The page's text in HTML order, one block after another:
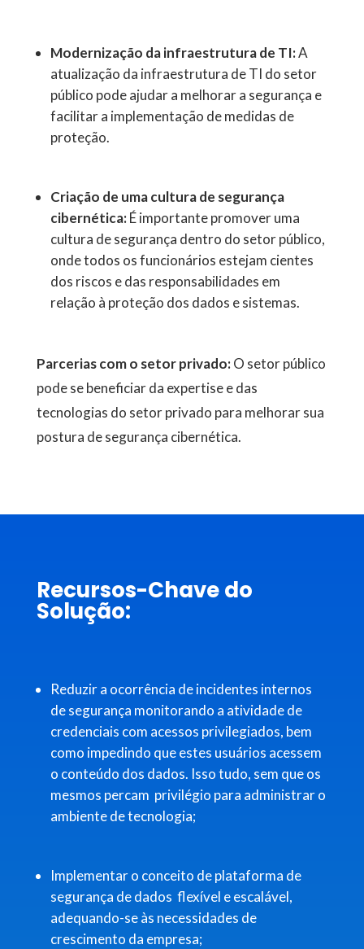
Modernização da infraestrutura de TI:A
atualização da infraestrutura de TI do setor
público pode ajudar a melhorar a segurança e
facilitar a implementação de medidas de
proteção.
Criação de uma cultura de segurança
cibernética:É importante promover uma
cultura de segurança dentro do setor público,
onde todos os funcionários estejam cientes
dos riscos e das responsabilidades em
relação à proteção dos dados e sistemas.
Parcerias com o setor privado:O setor público
pode se beneficiar da expertise e das
tecnologias do setor privado para melhorar sua
postura de segurança cibernética.
Recursos-Chave do
Solução:
Reduzir a ocorrência de incidentes internos
de segurança monitorando a atividade de
credenciais com acessos privilegiados, bem
como impedindo que estes usuários acessem
o conteúdo dos dados. Isso tudo, sem que os
mesmos percam privilégio para administrar o
ambiente de tecnologia;
Implementar o conceito de plataforma de
segurança de dados flexível e escalável,
adequando-se às necessidades de
crescimento da empresa;